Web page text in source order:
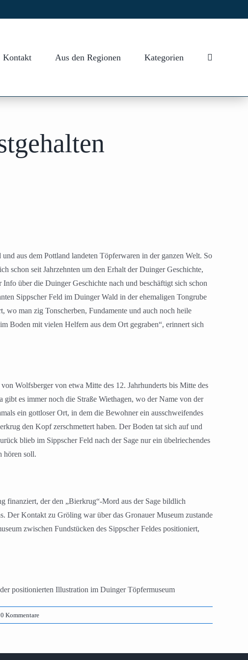
Kontakt Aus den Regionen Kategorien
aus dem Pottland landeten Töpferwaren in der ganzen Welt. So
schon seit Jahrzehnten um den Erhalt der Duinger Geschichte,
über die Duinger Geschichte nach und beschäftigt sich schon
Sippscher Feld im Duinger Wald in der ehemaligen Tongrube
man zig Tonscherben, Fundamente und auch noch heile
Boden mit vielen Helfern aus dem Ort gegraben“, erinnert sich
Wolfsberger von etwa Mitte des 12. Jahrhunderts bis Mitte des
es immer noch die Straße Wiethagen, wo der Name von der
ein gottloser Ort, in dem die Bewohner ein ausschweifendes
den Kopf zerschmettert haben. Der Boden tat sich auf und
blieb im Sippscher Feld nach der Sage nur ein übelriechendes
hören soll.
der den „Bierkrug“-Mord aus der Sage bildlich
Der Kontakt zu Gröling war über das Gronauer Museum zustande
zwischen Fundstücken des Sippscher Feldes positioniert,
positionierten Illustration im Duinger Töpfermuseum
0 Kommentare